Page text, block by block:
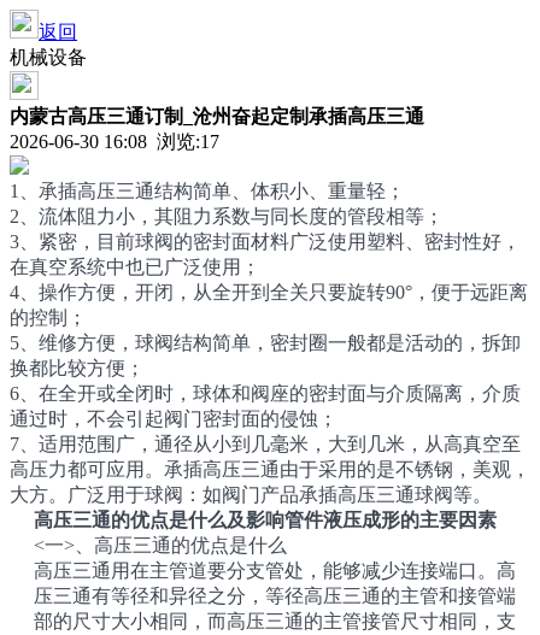
返回
机械设备
内蒙古高压三通订制_沧州奋起定制承插高压三通
2026-06-30 16:08 浏览:17
1、承插高压三通结构简单、体积小、重量轻；
2、流体阻力小，其阻力系数与同长度的管段相等；
3、紧密，目前球阀的密封面材料广泛使用塑料、密封性好，
在真空系统中也已广泛使用；
4、操作方便，开闭，从全开到全关只要旋转90°，便于远距离
的控制；
5、维修方便，球阀结构简单，密封圈一般都是活动的，拆卸
换都比较方便；
6、在全开或全闭时，球体和阀座的密封面与介质隔离，介质
通过时，不会引起阀门密封面的侵蚀；
7、适用范围广，通径从小到几毫米，大到几米，从高真空至
高压力都可应用。承插高压三通由于采用的是不锈钢，美观，
大方。广泛用于球阀：如阀门产品承插高压三通球阀等。
高压三通的优点是什么及影响管件液压成形的主要因素
<一>、高压三通的优点是什么
高压三通用在主管道要分支管处，能够减少连接端口。高
压三通有等径和异径之分，等径高压三通的主管和接管端
部的尺寸大小相同，而高压三通的主管接管尺寸相同，支